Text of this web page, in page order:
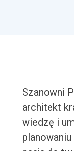
Szanowni
architekt
wiedzę i